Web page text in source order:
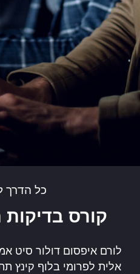
כל הדרך
קורס בדיקות
לורם איפסום דולור סיט
אלית לפרומי בלוף קינץ